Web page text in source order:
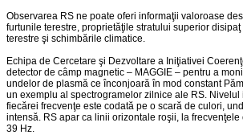
Observarea RS ne poate oferi informaţii valoroase
furtunile terestre, proprietăţile stratului superior
terestre şi schimbările climatice.
Echipa de Cercetare şi Dezvoltare a Iniţiativei
detector de câmp magnetic – MAGGIE – pentru a
undelor de plasmă ce înconjoară în mod constant
un exemplu al spectrogramelor zilnice ale RS.
fiecărei frecvenţe este codată pe o scară de culori,
intensă. RS apar ca linii orizontale roşii, la frecvenţele
39 Hz.